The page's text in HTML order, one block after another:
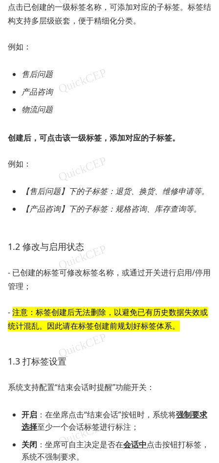
点击已创建的一级标签名称，可添加对应的子标签。标签结
构支持多层级嵌套，便于精细化分类。
例如：
售后问题
产品咨询
物流问题
创建后，可点击该一级标签，添加对应的子标签。
例如：
【售后问题】下的子标签：退货、换货、维修申请等。
【产品咨询】下的子标签：规格咨询、库存查询等。
1.2 修改与启用状态
- 已创建的标签可修改标签名称，或通过开关进行启用/停用
管理；
-注意：标签创建后无法删除，以避免已有历史数据失效或
统计混乱。因此请在标签创建前规划好标签体系。
1.3 打标签设置
系统支持配置“结束会话时提醒”功能开关：
开启 ：在坐席点击“结束会话”按钮时，系统将强制要求
选择至少一个会话标签进行标注；
关闭 ：坐席可自主决定是否在会话中点击按钮打标签，
系统不强制要求。